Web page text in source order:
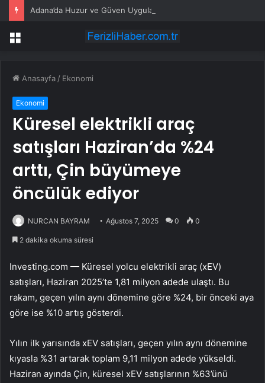
Adana’da Huzur ve Güven Uygulaması
Menü
Anasayfa / Ekonomi
Ekonomi
Küresel elektrikli araç
satışları Haziran’da %24
arttı, Çin büyümeye
öncülük ediyor
NURCAN BAYRAM Ağustos 7, 2025 0 0
2 dakika okuma süresi
Investing.com — Küresel yolcu elektrikli araç (xEV)
satışları, Haziran 2025’te 1,81 milyon adede ulaştı. Bu
rakam, geçen yılın aynı dönemine göre %24, bir önceki aya
göre ise %10 artış gösterdi.
Yılın ilk yarısında xEV satışları, geçen yılın aynı dönemine
kıyasla %31 artarak toplam 9,11 milyon adede yükseldi.
Haziran ayında Çin, küresel xEV satışlarının %63’ünü